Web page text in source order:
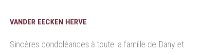
VANDER EECKEN HERVE
Sincères condoléances à toute la famille de Dany et